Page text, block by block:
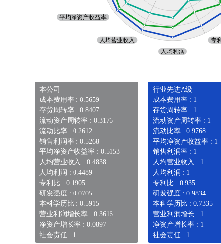
本公司
成本费用率 : 0.5659
存货周转率 : 0.8407
流动资产周转率 : 0.3176
流动比率 : 0.2612
销售利润率 : 0.5268
平均净资产收益率 : 0.5153
人均营业收入 : 0.4838
人均利润 : 0.4489
专利比 : 0.1905
研发强度 : 0.0705
本科学历比 : 0.5915
营业利润增长率 : 0.3616
净资产增长率 : 0.0897
社会责任 : 1
行业先进A级
成本费用率 : 1
存货周转率 : 1
流动资产周转率 : 1
流动比率 : 0.9768
平均净资产收益率 : 1
销售利润率 : 1
人均营业收入 : 1
人均利润 : 1
专利比 : 0.935
研发强度 : 0.9834
本科学历比 : 0.7335
营业利润增长 : 1
净资产增长率 : 1
社会责任 : 1